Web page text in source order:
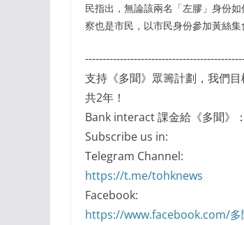
民指出，無論該兩名「左膠」身份
察也是市民，以市民身份參加黃絲集
支持《多聞》眾籌計劃，我們
共2年！
Bank interact 課金給《多聞》
Subscribe us in:
Telegram Channel:
https://t.me/tohknews
Facebook:
https://www.facebook.com/多